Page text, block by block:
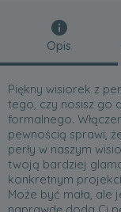
Opis
Piękny wisiorek z
tego, czy nosisz go
formalnego.
pewnością sprawi,
perły w naszym
twoją bardziej
konkretnym
Może być mała,